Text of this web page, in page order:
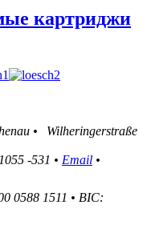
картриджи
•
Wilheringerstraße
-531 • Email •
0588 1511 • BIC: